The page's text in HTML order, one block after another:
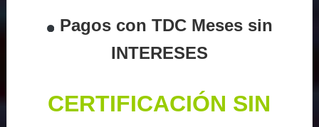
Pagos con TDC Meses sin
INTERESES
CERTIFICACIÓN SIN